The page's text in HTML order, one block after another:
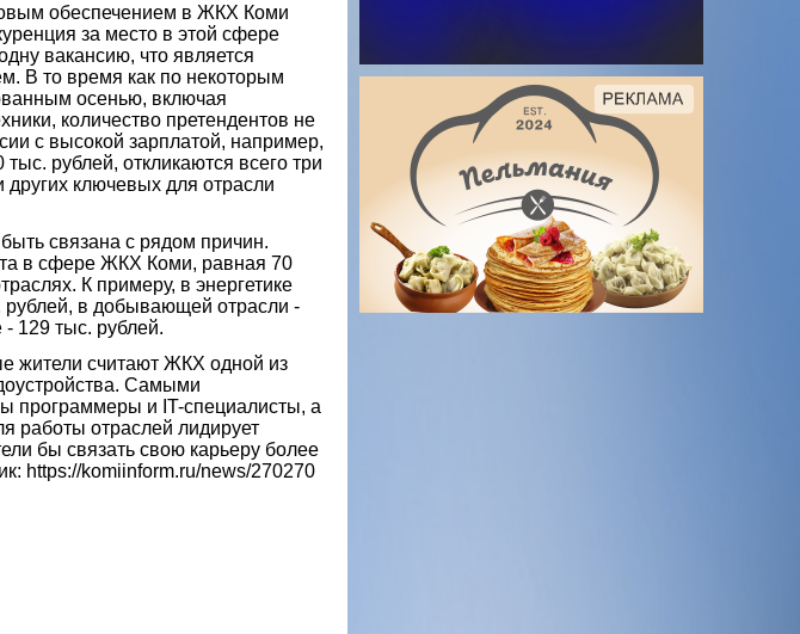
обеспечением в ЖКХ Коми
за место в этой сфере
вакансию, что является
В то время как по некоторым
осенью, включая
количество претендентов не
с высокой зарплатой, например,
рублей, откликаются всего три
других ключевых для отрасли
связана с рядом причин.
в сфере ЖКХ Коми, равная 70
К примеру, в энергетике
рублей, в добывающей отрасли -
129 тыс. рублей.
жители считают ЖКХ одной из
Самыми
программеры и IT-специалисты, а
работы отраслей лидирует
бы связать свою карьеру более
https://komiinform.ru/news/270270